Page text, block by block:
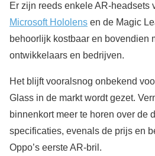
Er zijn reeds enkele AR-headsets
Microsoft Hololens en de Magic
behoorlijk kostbaar en bovendien
ontwikkelaars en bedrijven.
Het blijft vooralsnog onbekend
Glass in de markt wordt gezet.
binnenkort meer te horen over de
specificaties, evenals de prijs en
Oppo’s eerste AR-bril.